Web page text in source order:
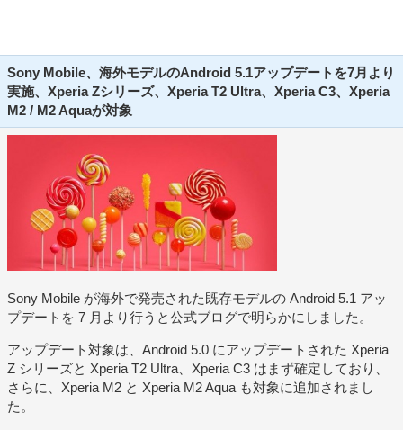
Sony Mobile、海外モデルのAndroid 5.1アップデートを7月より
実施、Xperia Zシリーズ、Xperia T2 Ultra、Xperia C3、Xperia
M2 / M2 Aquaが対象
Sony Mobile が海外で発売された既存モデルの Android 5.1 アッ
プデートを 7 月より行うと公式ブログで明らかにしました。
アップデート対象は、Android 5.0 にアップデートされた Xperia
Z シリーズと Xperia T2 Ultra、Xperia C3 はまず確定しており、
さらに、Xperia M2 と Xperia M2 Aqua も対象に追加されまし
た。